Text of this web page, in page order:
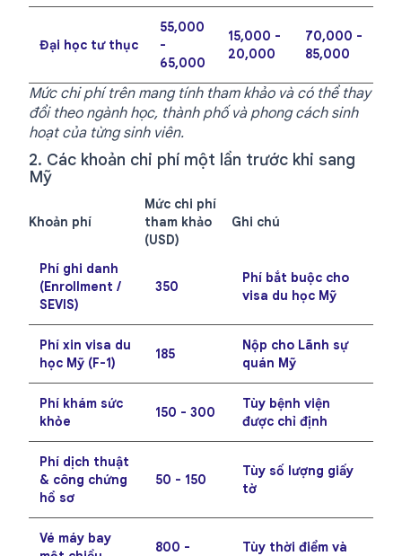
Đại học tư thục
55,000
-
65,000
15,000 -
20,000
70,000 -
85,000
Mức chi phí trên mang tính tham khảo và có thể thay
đổi theo ngành học, thành phố và phong cách sinh
hoạt của từng sinh viên.
2. Các khoản chi phí một lần trước khi sang
Mỹ
Khoản phí
Mức chi phí
tham khảo
(USD)
Ghi chú
Phí ghi danh
(Enrollment /
SEVIS)
350
Phí bắt buộc cho
visa du học Mỹ
Phí xin visa du
học Mỹ (F-1)
185
Nộp cho Lãnh sự
quán Mỹ
Phí khám sức
khỏe
150 - 300
Tùy bệnh viện
được chỉ định
Phí dịch thuật
& công chứng
hồ sơ
50 - 150
Tùy số lượng giấy
tờ
Vé máy bay
800 - Tùy thời điểm và